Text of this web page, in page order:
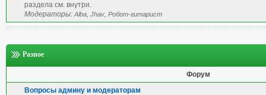
раздела см. внутри.
Модераторы:Alba, Jhav, Робот-гитарист
Разное
Форум
Вопросы админу и модераторам